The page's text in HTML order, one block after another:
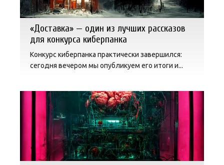
«Доставка» — один из лучших рассказов
для конкурса киберпанка
Конкурс киберпанка практически завершился:
сегодня вечером мы опубликуем его итоги и...